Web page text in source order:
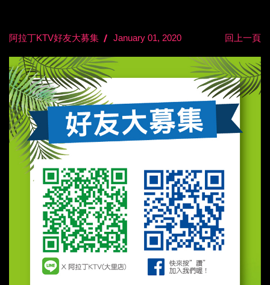
回上一頁
阿拉丁KTV好友大募集 January 01, 2020